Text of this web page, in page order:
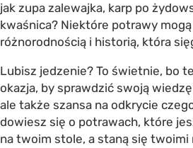
jak zupa zalewajka, karp po
kwaśnica? Niektóre potrawy
różnorodnością i historią, która
Lubisz jedzenie? To świetnie, bo
okazja, by sprawdzić swoją
ale także szansa na odkrycie
dowiesz się o potrawach, które
na twoim stole, a staną się